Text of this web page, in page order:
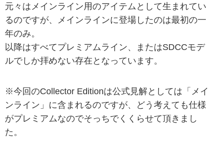
元々はメインライン用のアイテムとして生まれてい
るのですが、メインラインに登場したのは最初の一
年のみ。
以降はすべてプレミアムライン、またはSDCCモデ
ルでしか拝めない存在となっています。
※今回のCollector Editionは公式見解としては「メイ
ンライン」に含まれるのですが、どう考えても仕様
がプレミアムなのでそっちでくくらせて頂きまし
た。